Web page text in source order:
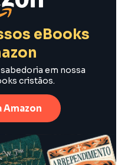
eBooks
em nossa
cristãos.
Amazon